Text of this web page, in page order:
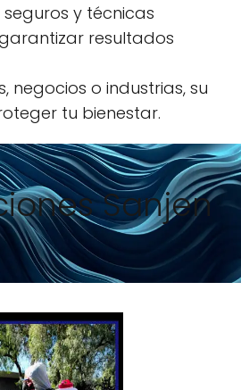
y técnicas
resultados
negocios o industrias, su
tu bienestar.
Sanjen